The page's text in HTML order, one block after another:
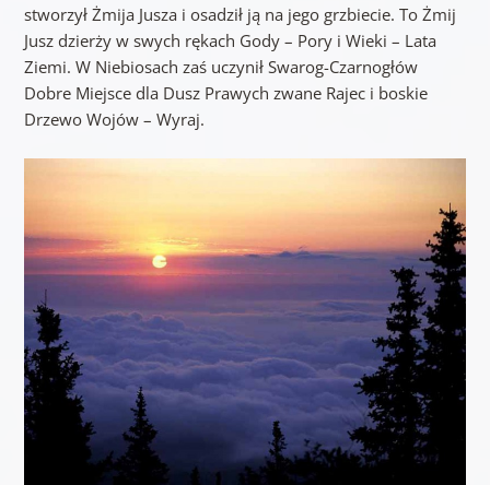
stworzył Żmija Jusza i osadził ją na jego grzbiecie. To Żmij
Jusz dzierży w swych rękach Gody – Pory i Wieki – Lata
Ziemi. W Niebiosach zaś uczynił Swarog-Czarnogłów
Dobre Miejsce dla Dusz Prawych zwane Rajec i boskie
Drzewo Wojów – Wyraj.